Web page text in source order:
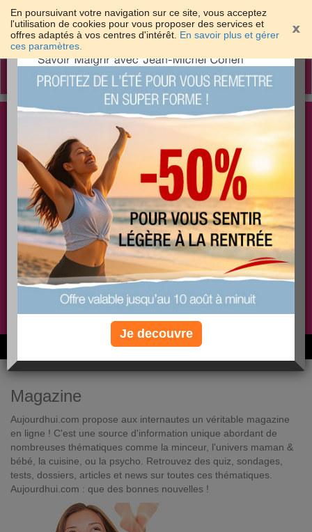
En poursuivant votre navigation sur ce site, vous acceptez
l'utilisation de cookies pour vous proposer des services et
offres adaptés à vos centres d'intérêt. En savoir plus et gérer
ces paramètres.
Toggle
Les meilleures solutions pour maigrir et être bien
dans sa peau
PLUS
EFFICACE
PLUS
SANTÉ
PLUS
COACHING
Non, je préfère le régime gratuit
6M de personnes ont maigri et réappris à manger avec nous
Magazine
Aujourdhui.com propose aux internautes un véritable magazine
en ligne ! C'est une source d'information unique abordant de
nombreuses thématiques comme la minceur, l'univers maman &
bébé, la cuisine, ou la psycho. Retrouvez des quiz, sondages,
tests, dossiers, articles et news sur toutes ces thématiques.
Aujourdhui.com : que des bonnes nouvelles !
×
Je decouvre